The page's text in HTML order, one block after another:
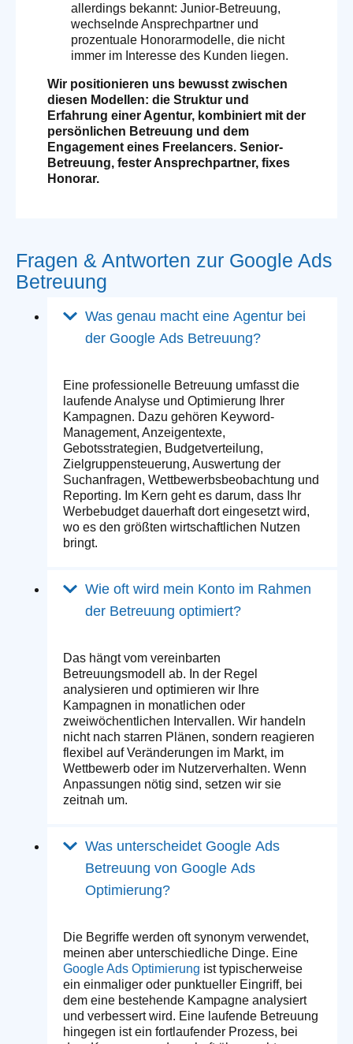
allerdings bekannt: Junior-Betreuung,
wechselnde Ansprechpartner und
prozentuale Honorarmodelle, die nicht
immer im Interesse des Kunden liegen.
Wir positionieren uns bewusst zwischen
diesen Modellen: die Struktur und
Erfahrung einer Agentur, kombiniert mit der
persönlichen Betreuung und dem
Engagement eines Freelancers. Senior-
Betreuung, fester Ansprechpartner, fixes
Honorar.
Fragen & Antworten zur Google Ads
Betreuung
Was genau macht eine Agentur bei
der Google Ads Betreuung?
Eine professionelle Betreuung umfasst die
laufende Analyse und Optimierung Ihrer
Kampagnen. Dazu gehören Keyword-
Management, Anzeigentexte,
Gebotsstrategien, Budgetverteilung,
Zielgruppensteuerung, Auswertung der
Suchanfragen, Wettbewerbsbeobachtung und
Reporting. Im Kern geht es darum, dass Ihr
Werbebudget dauerhaft dort eingesetzt wird,
wo es den größten wirtschaftlichen Nutzen
bringt.
Wie oft wird mein Konto im Rahmen
der Betreuung optimiert?
Das hängt vom vereinbarten
Betreuungsmodell ab. In der Regel
analysieren und optimieren wir Ihre
Kampagnen in monatlichen oder
zweiwöchentlichen Intervallen. Wir handeln
nicht nach starren Plänen, sondern reagieren
flexibel auf Veränderungen im Markt, im
Wettbewerb oder im Nutzerverhalten. Wenn
Anpassungen nötig sind, setzen wir sie
zeitnah um.
Was unterscheidet Google Ads
Betreuung von Google Ads
Optimierung?
Die Begriffe werden oft synonym verwendet,
meinen aber unterschiedliche Dinge. Eine
Google Ads Optimierung ist typischerweise
ein einmaliger oder punktueller Eingriff, bei
dem eine bestehende Kampagne analysiert
und verbessert wird. Eine laufende Betreuung
hingegen ist ein fortlaufender Prozess, bei